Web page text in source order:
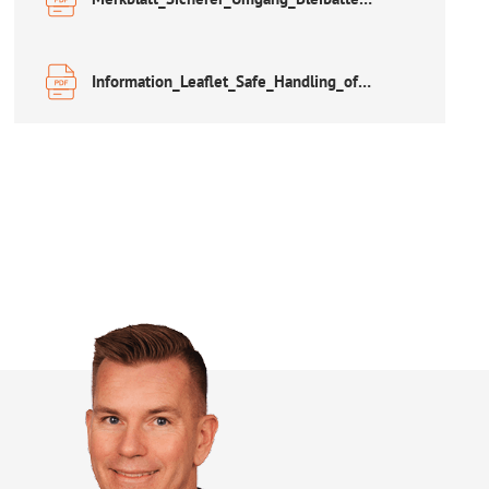
Information_Leaflet_Safe_Handling_of_Lead_Acid_Accumulators.pdf